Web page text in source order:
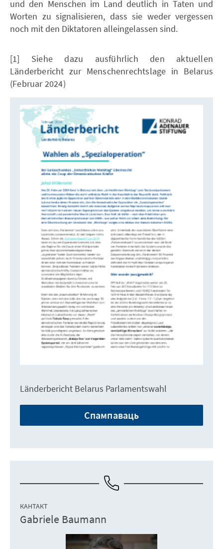
und den Menschen im Land deutlich in Taten und
Worten zu signalisieren, dass sie weder vergessen
noch mit den Diktatoren alleingelassen sind.
[1] Siehe dazu ausführlich den aktuellen
Länderbericht zur Menschenrechtslage in Belarus
(Februar 2024)
Länderbericht Belarus Parlamentswahl
Спампаваць
КАНТАКТ
Gabriele Baumann